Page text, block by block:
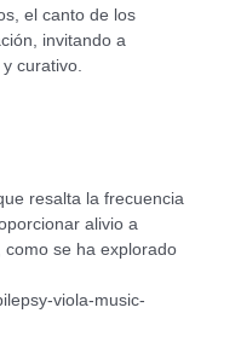
el canto de los
invitando a
curativo.
resalta la frecuencia
alivio a
como se ha explorado
viola-music-